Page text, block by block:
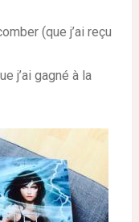
(que j’ai reçu
j’ai gagné à la